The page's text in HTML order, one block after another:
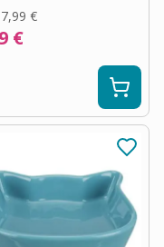
7,99 €
€